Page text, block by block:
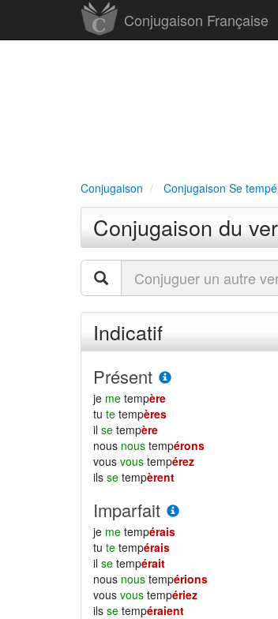
Conjugaison Française
Conjugaison Conjugaison Se
Conjugaison du
Indicatif
Présent
je me tempère
tu te tempères
il se tempère
nous nous tempérons
vous vous tempérez
ils se tempèrent
Imparfait
je me tempérais
tu te tempérais
il se tempérait
nous nous tempérions
vous vous tempériez
ils se tempéraient